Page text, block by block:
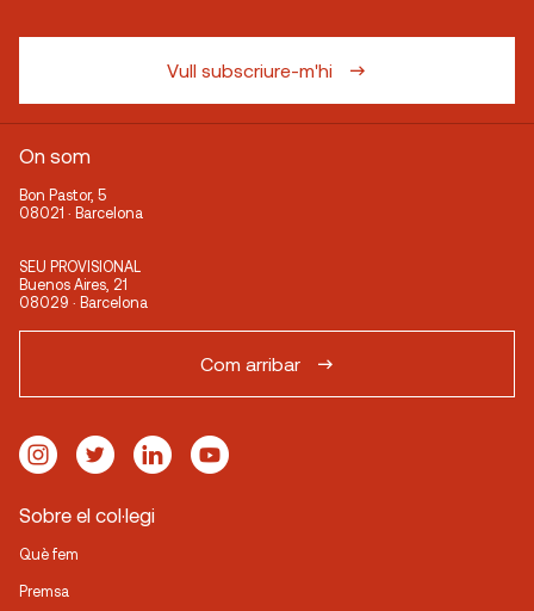
Vull subscriure-m'hi
On som
Bon Pastor, 5
08021 · Barcelona
SEU PROVISIONAL
Buenos Aires, 21
08029 · Barcelona
Com arribar
Sobre el col·legi
Què fem
Premsa